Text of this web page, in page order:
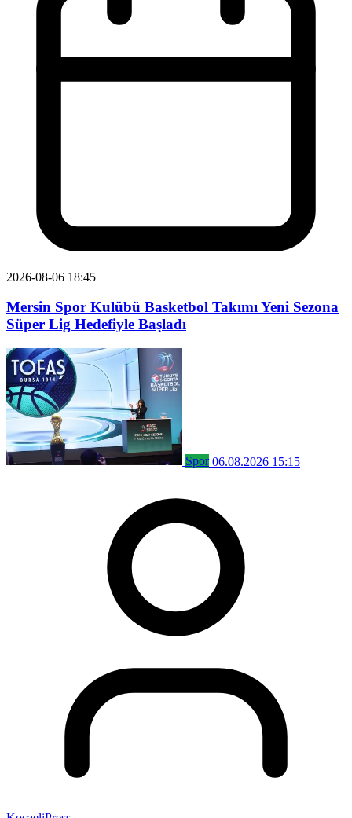
2026-08-06 18:45
Mersin Spor Kulübü Basketbol Takımı Yeni Sezona
Süper Lig Hedefiyle Başladı
Spor 06.08.2026 15:15